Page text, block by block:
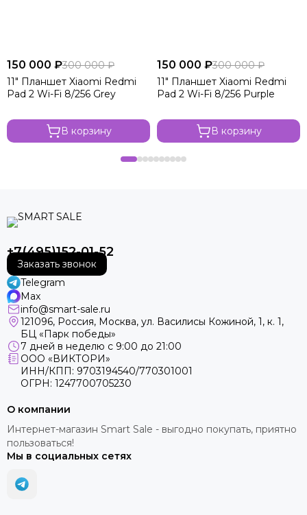
150 000 ₽300 000 ₽
11" Планшет Xiaomi Redmi
Pad 2 Wi-Fi 8/256 Grey
В корзину
150 000 ₽300 000 ₽
11" Планшет Xiaomi Redmi
Pad 2 Wi-Fi 8/256 Purple
В корзину
+7(495)152-01-52
Заказать звонок
Telegram
Max
info@smart-sale.ru
121096, Россия, Москва, ул. Василисы Кожиной, 1, к. 1,
БЦ «Парк победы»
7 дней в неделю с 9:00 до 21:00
ООО «ВИКТОРИ»
ИНН/КПП: 9703194540/770301001
ОГРН: 1247700705230
О компании
Интернет-магазин Smart Sale - выгодно покупать, приятно
пользоваться!
Мы в социальных сетях